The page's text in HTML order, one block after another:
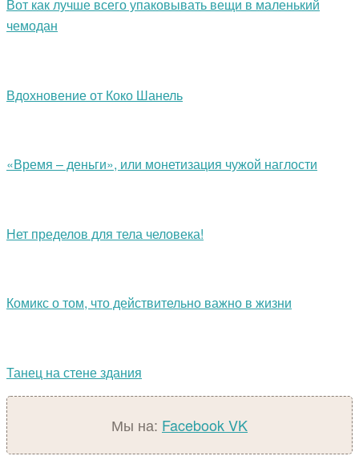
Вот как лучше всего упаковывать вещи в маленький
чемодан
Вдохновение от Коко Шанель
«Время – деньги», или монетизация чужой наглости
Нет пределов для тела человека!
Комикс о том, что действительно важно в жизни
Танец на стене здания
Мы на: FacebookVK